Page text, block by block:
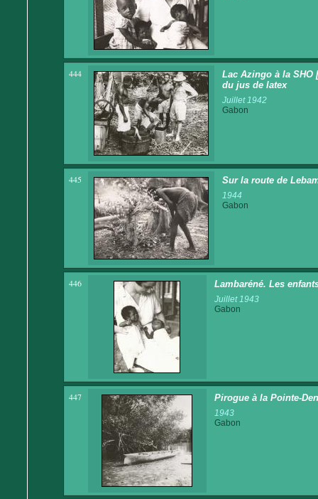
444
Lac Azingo à la SHO
du jus de latex
Juillet 1942
Gabon
445 Sur la route de
1944
Gabon
446 Lambaréné. Les
Juillet 1943
Gabon
447 Pirogue à la Pointe-
1943
Gabon